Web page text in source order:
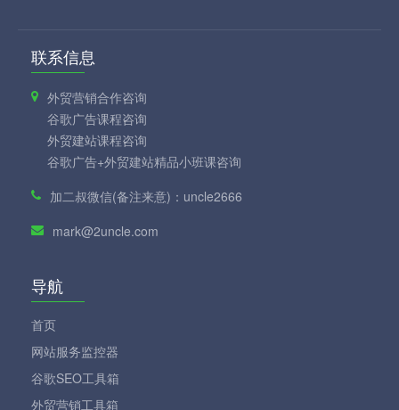
联系信息
外贸营销合作咨询
谷歌广告课程咨询
外贸建站课程咨询
谷歌广告+外贸建站精品小班课咨询
加二叔微信(备注来意)：uncle2666
mark@2uncle.com
导航
首页
网站服务监控器
谷歌SEO工具箱
外贸营销工具箱